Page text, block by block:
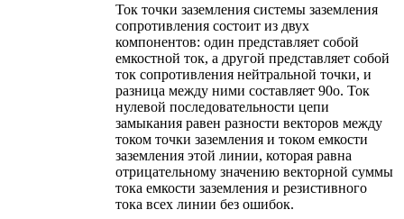
Ток точки заземления системы заземления
сопротивления состоит из двух
компонентов: один представляет собой
емкостной ток, а другой представляет собой
ток сопротивления нейтральной точки, и
разница между ними составляет 90o. Ток
нулевой последовательности цепи
замыкания равен разности векторов между
током точки заземления и током емкости
заземления этой линии, которая равна
отрицательному значению векторной суммы
тока емкости заземления и резистивного
тока всех линии без ошибок.